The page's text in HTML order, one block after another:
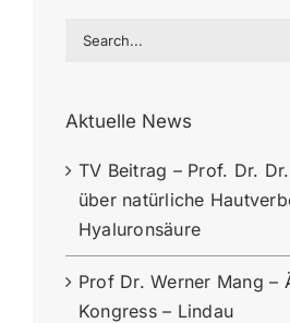
Search
Aktuelle News
TV Beitrag – Prof. Dr.
über natürliche
Hyaluronsäure
Prof Dr. Werner Mang –
Kongress – Lindau